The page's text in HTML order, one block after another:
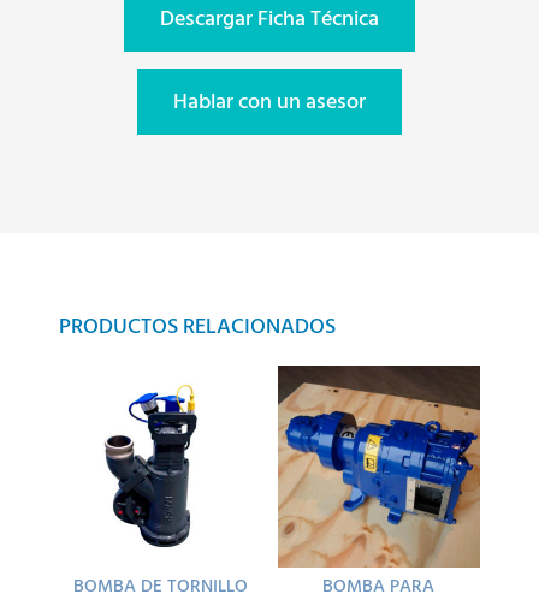
Descargar Ficha Técnica
Hablar con un asesor
PRODUCTOS RELACIONADOS